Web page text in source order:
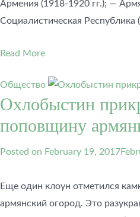
Армения (1918-1920 гг.); —
Социалистическая
Read More
Общество
Охлобыстин
поповщину
Posted on February 19, 2017
Еще один клоун отметился
армянский огород. Это